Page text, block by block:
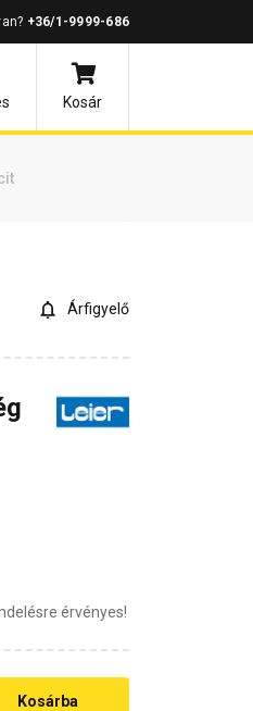
+36/1-9999-686
Kosár
Árfigyelő
érvényes!
Kosárba